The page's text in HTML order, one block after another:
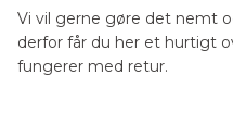
Vi vil gerne gøre det nemt
derfor får du her et hurtigt
fungerer med retur.